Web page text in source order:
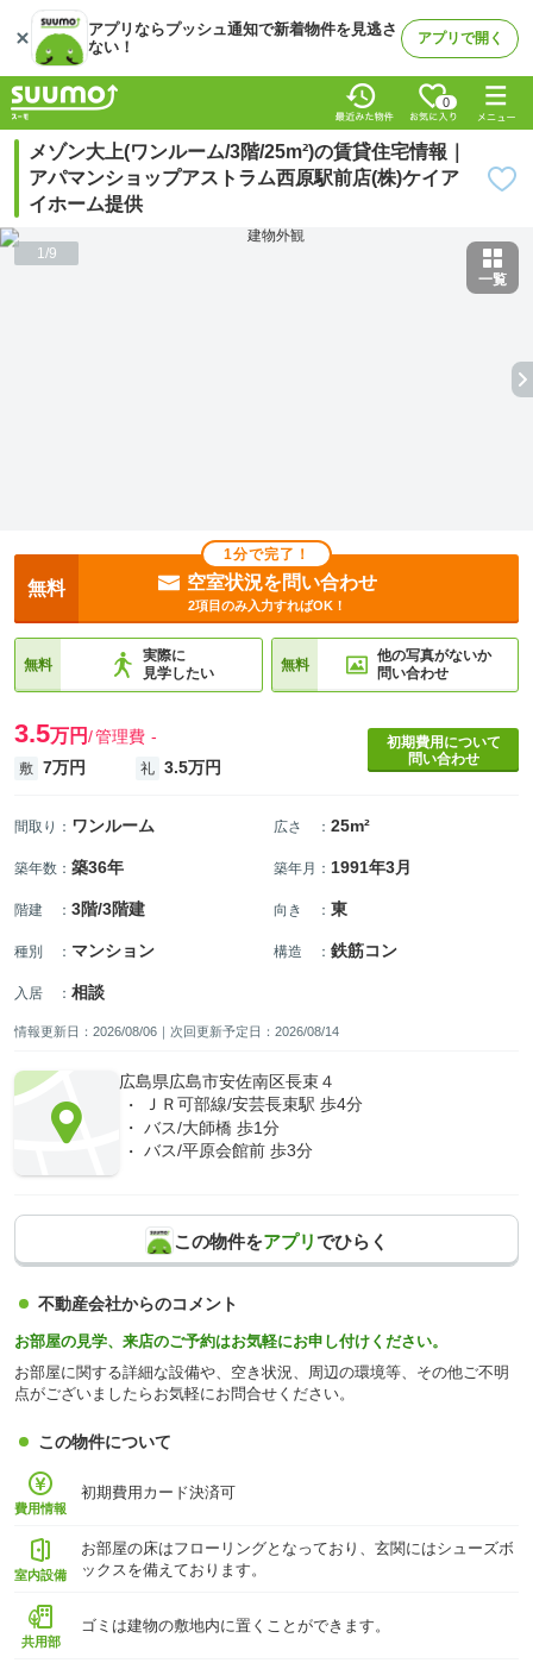
アプリならプッシュ通知で新着物件を見逃さ
ない！
アプリで開く
0
メゾン大上(ワンルーム/3階/25m²)の賃貸住宅情報｜
アパマンショップアストラム西原駅前店(株)ケイア
イホーム提供
1/9
一覧
1分で完了！
無料 空室状況を問い合わせ
2項目のみ入力すればOK！
無料
実際に
見学したい
無料
他の写真がないか
問い合わせ
3.5万円 管理費 -
敷 7万円 礼 3.5万円
初期費用について
問い合わせ
間取り ： ワンルーム 広さ ： 25m²
築年数 ： 築36年 築年月 ： 1991年3月
階建 ： 3階/3階建 向き ： 東
種別 ： マンション 構造 ： 鉄筋コン
入居 ： 相談
情報更新日：2026/08/06｜次回更新予定日：2026/08/14
広島県広島市安佐南区長束４
ＪＲ可部線/安芸長束駅 歩4分
バス/大師橋 歩1分
バス/平原会館前 歩3分
この物件をアプリでひらく
不動産会社からのコメント
お部屋の見学、来店のご予約はお気軽にお申し付けください。
お部屋に関する詳細な設備や、空き状況、周辺の環境等、その他ご不明
点がございましたらお気軽にお問合せください。
この物件について
費用情報
初期費用カード決済可
室内設備
お部屋の床はフローリングとなっており、玄関にはシューズボ
ックスを備えております。
共用部
ゴミは建物の敷地内に置くことができます。